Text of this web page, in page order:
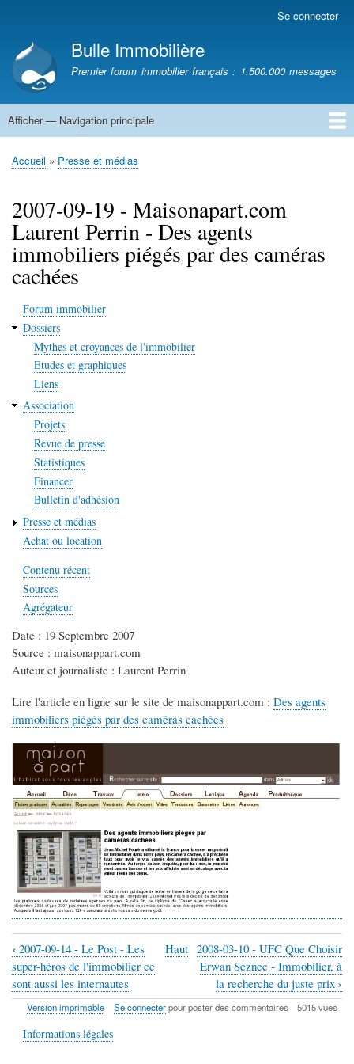
contenu
principal
compte
de
l'utilisateur
Se connecter
Bulle Immobilière
Premier forum immobilier français : 1.500.000 messages
Navigation
Afficher — Navigation principale
Accueil
Fil
Accueil Presse et médias
2007-09-19 - Maisonapart.com
Laurent Perrin - Des agents
immobiliers piégés par des caméras
cachées
Forum immobilier
Dossiers
Mythes et croyances de l'immobilier
Etudes et graphiques
Liens
Association
Projets
Revue de presse
Statistiques
Financer
Bulletin d'adhésion
Presse et médias
Achat ou location
Contenu récent
Sources
Agrégateur
Date : 19 Septembre 2007
Source : maisonappart.com
Auteur et journaliste : Laurent Perrin
Lire l'article en ligne sur le site de maisonappart.com : Des agents
immobiliers piégés par des caméras cachées
Liens
transversaux
de
livre
‹ 2007-09-14 - Le Post - Les
super-héros de l'immobilier ce
sont aussi les internautes
Haut 2008-03-10 - UFC Que Choisir
Erwan Seznec - Immobilier, à
la recherche du juste prix ›
Version imprimable Se connecterpour poster des commentaires 5015 vues
Informations légales